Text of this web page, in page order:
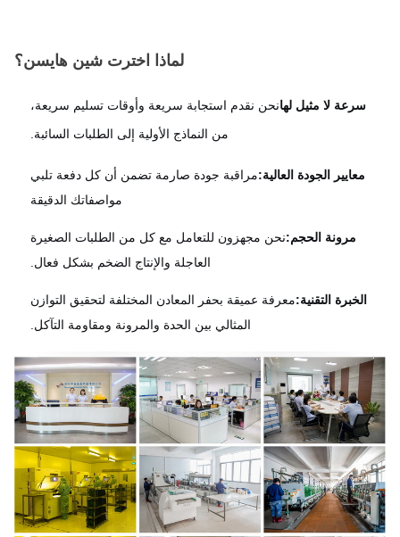
لماذا اخترت شين هايسن؟
سرعة لا مثيل لهانحن نقدم استجابة سريعة وأوقات تسليم سريعة،
من النماذج الأولية إلى الطلبات السائبة.
معايير الجودة العالية:مراقبة جودة صارمة تضمن أن كل دفعة تلبي
مواصفاتك الدقيقة
مرونة الحجم:نحن مجهزون للتعامل مع كل من الطلبات الصغيرة
العاجلة والإنتاج الضخم بشكل فعال.
الخبرة التقنية:معرفة عميقة بحفر المعادن المختلفة لتحقيق التوازن
المثالي بين الحدة والمرونة ومقاومة التآكل.